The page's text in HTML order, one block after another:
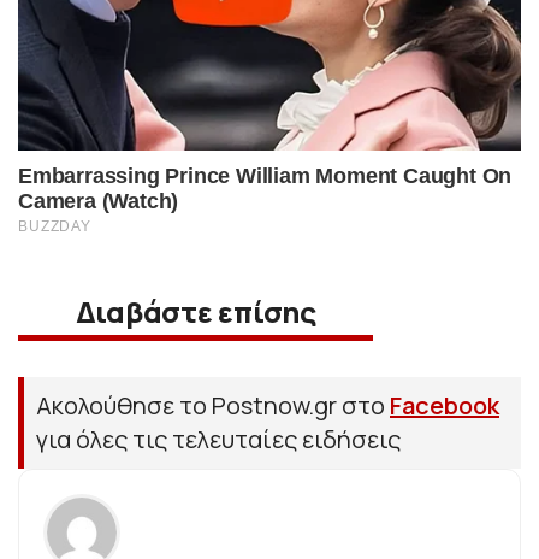
Διαβάστε επίσης
Ακολούθησε το Postnow.gr στο Facebook
για όλες τις τελευταίες ειδήσεις